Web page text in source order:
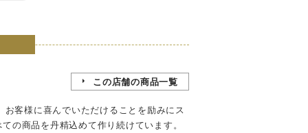
この店舗の商品一覧
客様に喜んでいただけることを励みにス
の商品を丹精込めて作り続けています。